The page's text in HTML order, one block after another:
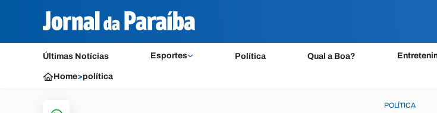
Últimas Notícias Esportes Política Qual a Boa?
Home>política
POLÍTICA